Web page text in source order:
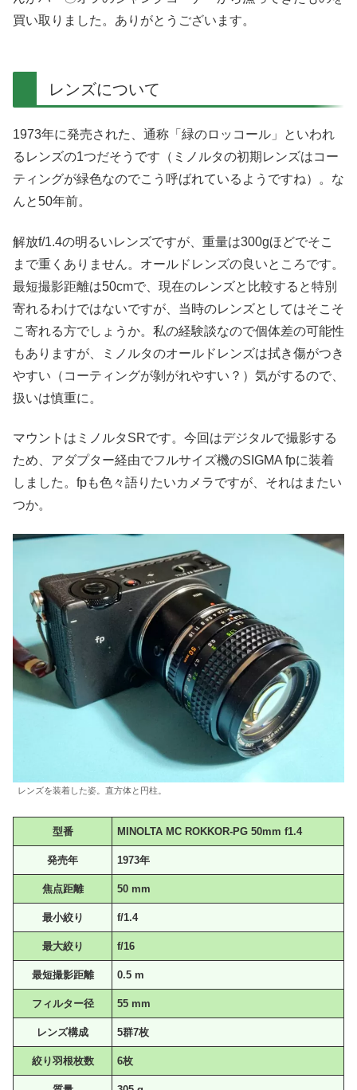
買い取りました。ありがとうございます。
レンズについて
1973年に発売された、通称「緑のロッコール」といわれ
るレンズの1つだそうです（ミノルタの初期レンズはコー
ティングが緑色なのでこう呼ばれているようですね）。な
んと50年前。
解放f/1.4の明るいレンズですが、重量は300gほどでそこ
まで重くありません。オールドレンズの良いところです。
最短撮影距離は50cmで、現在のレンズと比較すると特別
寄れるわけではないですが、当時のレンズとしてはそこそ
こ寄れる方でしょうか。私の経験談なので個体差の可能性
もありますが、ミノルタのオールドレンズは拭き傷がつき
やすい（コーティングが剝がれやすい？）気がするので、
扱いは慎重に。
マウントはミノルタSRです。今回はデジタルで撮影する
ため、アダプター経由でフルサイズ機のSIGMA fpに装着
しました。fpも色々語りたいカメラですが、それはまたい
つか。
レンズを装着した姿。直方体と円柱。
型番 MINOLTA MC ROKKOR-PG 50mm f1.4
発売年 1973年
焦点距離 50 mm
最小絞り f/1.4
最大絞り f/16
最短撮影距離 0.5 m
フィルター径 55 mm
レンズ構成 5群7枚
絞り羽根枚数 6枚